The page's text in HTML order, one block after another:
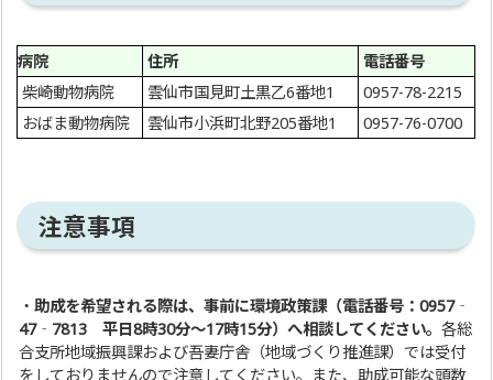
病院 住所
電話番号
柴崎動物病院
雲仙市国見町土黒乙6番地1
0957-78-2215
おばま動物病院
雲仙市小浜町北野205番地1 0957-76-0700
注意事項
・助成を希望される際は、事前に環境政策課（電話番号：0957‐
47‐7813 平日8時30分～17時15分）へ相談してください。各総
合支所地域振興課および吾妻庁舎（地域づくり推進課）では受付
をしておりませんので注意してください。また、助成可能な頭数